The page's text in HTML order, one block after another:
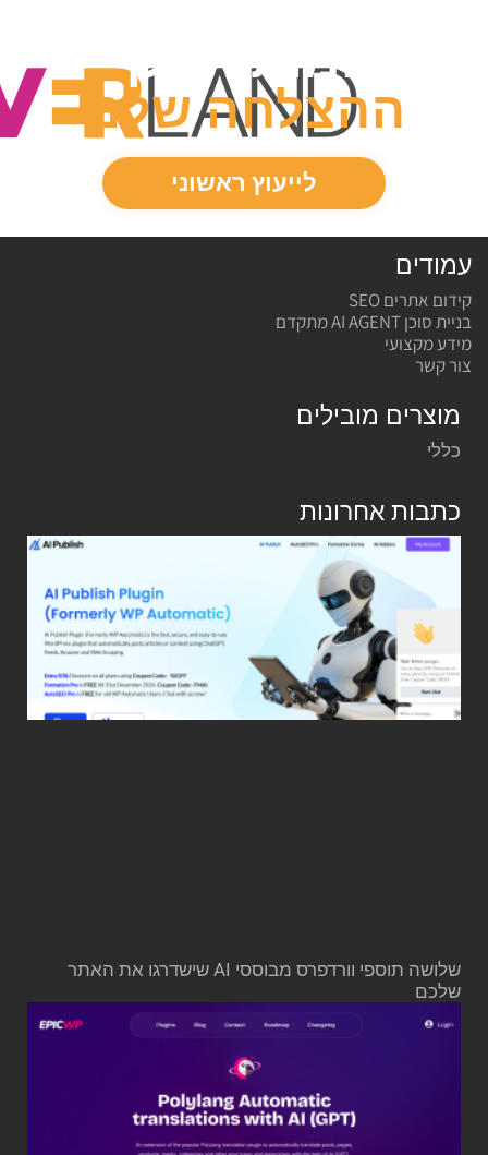
המותג שלך
ההצלחה שלנו
לייעוץ ראשוני
עמודים
קידום אתרים SEO
בניית סוכן AI AGENT מתקדם
מידע מקצועי
צור קשר
מוצרים מובילים
כללי
כתבות אחרונות
שלושה תוספי וורדפרס מבוססי AI שישדרגו את האתר
שלכם